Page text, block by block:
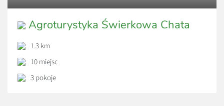
Agroturystyka Świerkowa Chata
1.3 km
10 miejsc
3 pokoje